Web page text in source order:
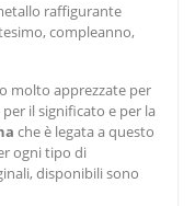
raffigurante
compleanno,
molto apprezzate per
il significato e per la
che è legata a questo
ogni tipo di
disponibili sono